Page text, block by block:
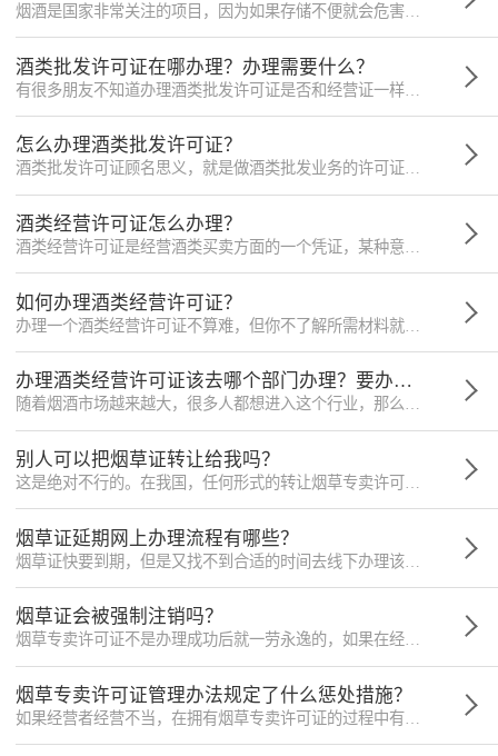
酒类批发许可证在哪办理？办理需要什么？
怎么办理酒类批发许可证？
酒类批发许可证顾名思义，就是做酒类批发业务的许可证，那么酒类批发许可证怎么办理呢？
酒类经营许可证怎么办理？
如何办理酒类经营许可证？
办理酒类经营许可证该去哪个部门办理？要办理多久？所需条件资料是什么？
随着烟酒市场越来越大，很多人都想进入这个行业，那么问题就来了，不知道酒类经营许可证在哪里办理，小编在这里帮大家解答。
别人可以把烟草证转让给我吗？
烟草证延期网上办理流程有哪些？
烟草证会被强制注销吗？
烟草专卖许可证不是办理成功后就一劳永逸的，如果在经营过程中，经营者经营不当，有违法违规的行为，可能会被有关部门强制注销掉许可证。那么具体遇到什么情况会被注销呢？
烟草专卖许可证管理办法规定了什么惩处措施？